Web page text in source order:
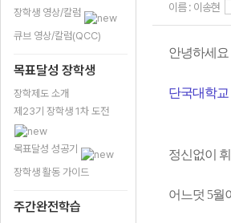
장학생 영상/칼럼
큐브 영상/칼럼(QCC)
목표달성 장학생
장학제도 소개
제23기 장학생 1차 도전
목표달성 성공기
장학생 활동 가이드
주간완전학습
이름 : 이송현
안녕하세요
단국대학
정신없이
어느덧 5월